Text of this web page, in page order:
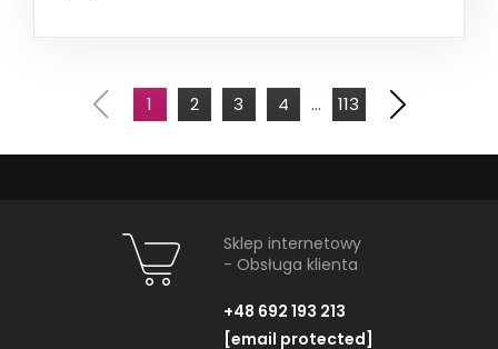
1 2 3 4 ... 113
Sklep internetowy
- Obsługa klienta
+48 692 193 213
[email protected]